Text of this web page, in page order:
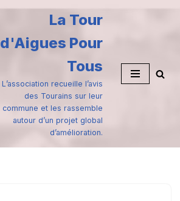
La Tour
d'Aigues Pour
Tous
L’association recueille l’avis
des Tourains sur leur
commune et les rassemble
autour d’un projet global
d’amélioration.